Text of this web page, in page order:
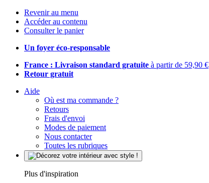
Revenir au menu
Accéder au contenu
Consulter le panier
Un foyer éco-responsable
France : Livraison standard gratuite à partir de 59,90 €
Retour gratuit
Aide
Où est ma commande ?
Retours
Frais d'envoi
Modes de paiement
Nous contacter
Toutes les rubriques
Plus d'inspiration